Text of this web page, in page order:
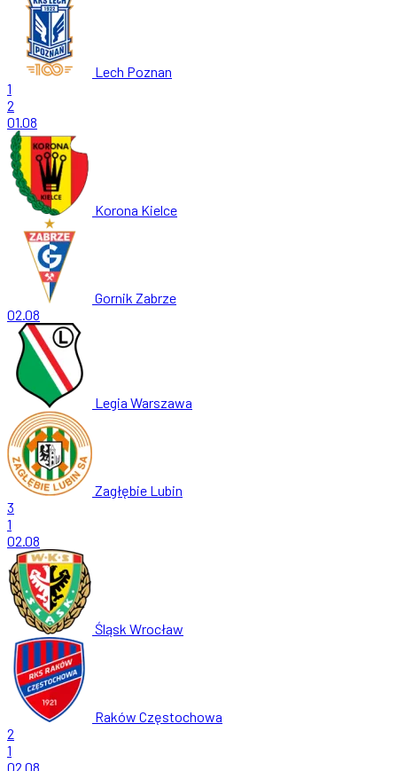
Lech Poznan
1
2
01.08
Korona Kielce
Gornik Zabrze
02.08
Legia Warszawa
Zagłębie Lubin
3
1
02.08
Śląsk Wrocław
Raków Częstochowa
2
1
02.08